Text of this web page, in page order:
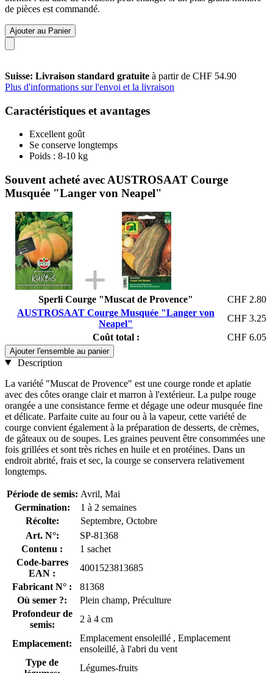
de pièces est commandé.
Ajouter au Panier
Suisse: Livraison standard gratuite à partir de CHF 54.90
Plus d'informations sur l'envoi et la livraison
Caractéristiques et avantages
Excellent goût
Se conserve longtemps
Poids : 8-10 kg
Souvent acheté avec AUSTROSAAT Courge
Musquée "Langer von Neapel"
Sperli Courge "Muscat de Provence"
CHF 2.80
AUSTROSAAT Courge Musquée "Langer von
Neapel"
CHF 3.25
Coût total :
CHF 6.05
Ajouter l'ensemble au panier
Description
La variété "Muscat de Provence" est une courge ronde et aplatie
avec des côtes orange clair et marron à l'extérieur. La pulpe rouge
orangée a une consistance ferme et dégage une odeur musquée fine
et délicate. Parfaite cuite au four ou à la vapeur, cette variété de
courge convient également à la préparation de desserts, de crèmes,
de gâteaux ou de soupes. Les graines peuvent être consommées une
fois grillées et sont très riches en huile et en protéines. Dans un
endroit abrité, frais et sec, la courge se conservera relativement
longtemps.
Période de semis: Avril, Mai
Germination:
1 à 2 semaines
Récolte:
Septembre, Octobre
Art. N°:
SP-81368
Contenu :
1 sachet
Code-barres
EAN :
4001523813685
Fabricant N° :
81368
Où semer ?:
Plein champ, Préculture
Profondeur de
semis:
2 à 4 cm
Emplacement:
Emplacement ensoleillé , Emplacement
ensoleillé, à l'abri du vent
Type de
Légumes-fruits